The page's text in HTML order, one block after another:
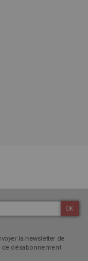
OK
la newsletter de
de désabonnement